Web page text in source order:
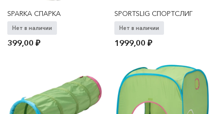
SPARKA СПАРКА
Нет в наличии
399,00₽
SPORTSLIG СПОРТСЛИГ
Нет в наличии
1999,00₽